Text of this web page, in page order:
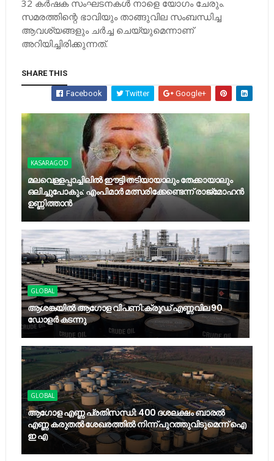
32 കര്‍ഷക സംഘടനകള്‍ നാളെ യോഗം ചേരും.
സമരത്തിന്റെ ഭാവിയും താങ്ങുവില സംബന്ധിച്ച
ആവശ്യങ്ങളും ചര്‍ച്ച ചെയ്യുമെന്നാണ്
അറിയിച്ചിരിക്കുന്നത്.
SHARE THIS
Facebook Twitter Google+
KASARAGOD
മലവെള്ളപ്പാച്ചിലില്‍ ഈട്ടി തടിയായാലും തേക്കായാലും
ഒലിച്ചുപോകും: എംപിമാര്‍ മത്സരിക്കേണ്ടെന്ന് രാജ്‌മോഹന്‍
ഉണ്ണിത്താന്‍
GLOBAL
ആശങ്കയിൽ ആഗോള വിപണി:ക്രൂഡ് എണ്ണവില 90
ഡോളർ കടന്നു
GLOBAL
ആഗോള എണ്ണ പ്രതിസന്ധി: 400 ദശലക്ഷം ബാരൽ
എണ്ണ കരുതൽ ശേഖരത്തിൽ നിന്ന് പുറത്തുവിടുമെന്ന് ഐ
ഇ എ